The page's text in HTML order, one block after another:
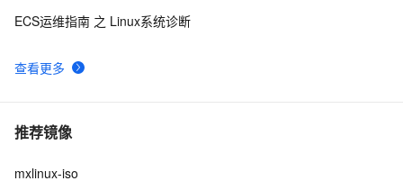
查看更多
ECS运维指南 之 Linux系统诊断
推荐镜像
mxlinux-iso